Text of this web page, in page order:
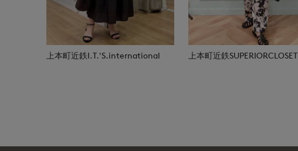
上本町近鉄I.T.'S.international 上本町近鉄SUPERIORCLOSET